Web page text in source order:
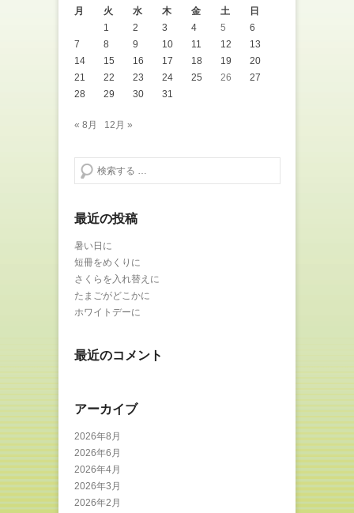
月
火 水 木 金 土
日
1
2 3 4 5
6
7
8 9 10 11 12
13
14
15 16 17 18 19
20
21
22 23 24 25 26
27
28
29 30 31
« 8月 12月 »
検索する
最近の投稿
暑い日に
短冊をめくりに
さくらを入れ替えに
たまごがどこかに
ホワイトデーに
最近のコメント
アーカイブ
2026年8月
2026年6月
2026年4月
2026年3月
2026年2月